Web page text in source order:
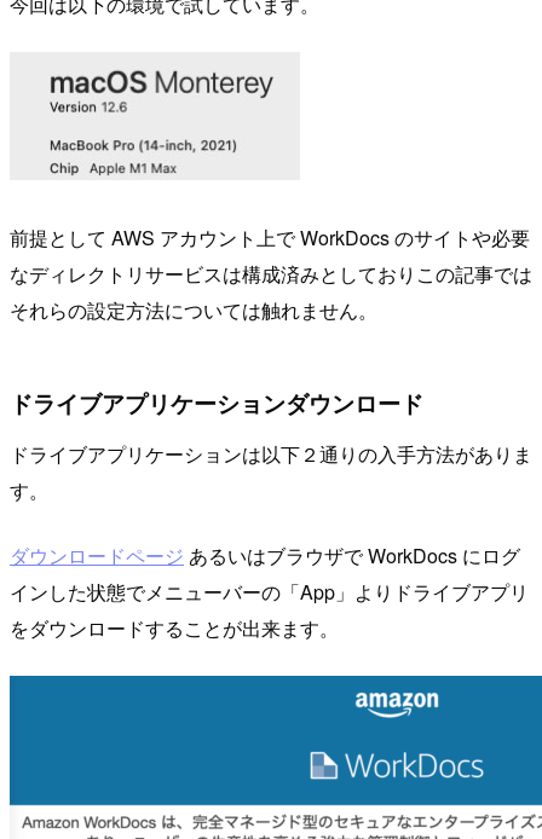
前提として AWS アカウント上で WorkDocs のサイトや必要
なディレクトリサービスは構成済みとしておりこの記事では
それらの設定方法については触れません。
ドライブアプリケーションダウンロード
ドライブアプリケーションは以下２通りの入手方法がありま
す。
ダウンロードページ あるいはブラウザで WorkDocs にログ
インした状態でメニューバーの「App」よりドライブアプリ
をダウンロードすることが出来ます。